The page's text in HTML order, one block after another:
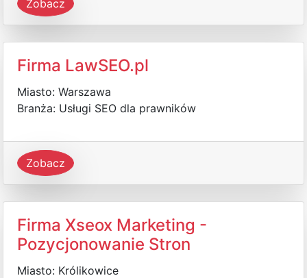
Zobacz
Firma LawSEO.pl
Miasto: Warszawa
Branża: Usługi SEO dla prawników
Zobacz
Firma Xseox Marketing -
Pozycjonowanie Stron
Miasto: Królikowice